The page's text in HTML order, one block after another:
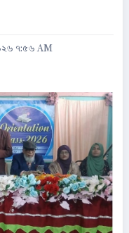
৭:৫৬ AM
Pinterest